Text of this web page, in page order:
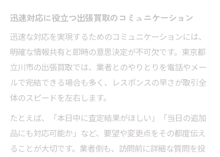
迅速対応に役立つ出張買取のコミュニケーション
迅速な対応を実現するためのコミュニケーションには、
明確な情報共有と即時の意思決定が不可欠です。東京都
立川市の出張買取では、業者とのやりとりを電話やメー
ルで完結できる場合も多く、レスポンスの早さが取引全
体のスピードを左右します。
たとえば、「本日中に査定結果がほしい」「当日の追加
品にも対応可能か」など、要望や変更点をその都度伝え
ることが大切です。業者側も、訪問前に詳細な質問を投